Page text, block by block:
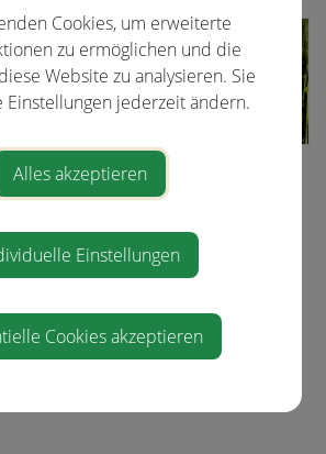
Abhof
Einkaufsführer
Cookies, um erweiterte
zu ermöglichen und die
Website zu analysieren. Sie
Einstellungen jederzeit ändern.
Alles akzeptieren
Einstellungen
Cookies akzeptieren